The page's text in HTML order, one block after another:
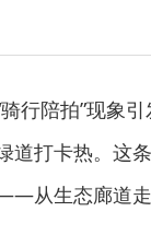
行陪拍”现象
打卡热。这
从生态廊道走